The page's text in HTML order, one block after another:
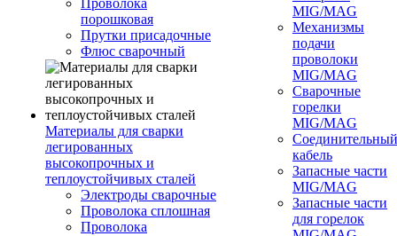
Проволока
порошковая
Прутки присадочные
Флюс сварочный
Материалы для сварки
легированных
высокопрочных и
теплоустойчивых сталей
Электроды сварочные
Проволока сплошная
Проволока
MIG/MAG
Механизмы
подачи
проволоки
MIG/MAG
Сварочные
горелки
MIG/MAG
Соединительный
кабель
Запасные части
MIG/MAG
Запасные части
для горелок